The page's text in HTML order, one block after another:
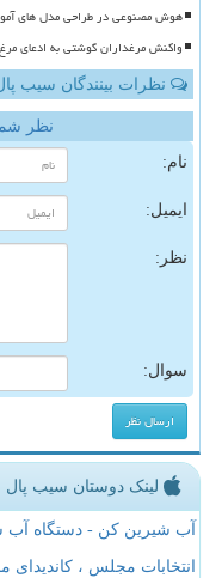
هوش مصنوعی در طراحی مدل های
واکنش مرغداران گوشتی به ادعای
نظرات بینندگان سیب
نظر
نام:
ایمیل:
نظر:
سوال:
لینک دوستان سیب پال
آب شیرین کن - دستگاه آب
انتخابات مجلس ،